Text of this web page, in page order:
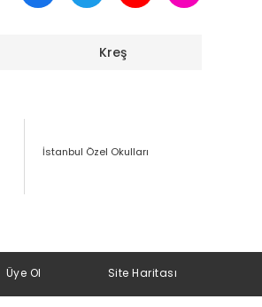
Kreş
İstanbul Özel Okulları
Üye Ol Site Haritası